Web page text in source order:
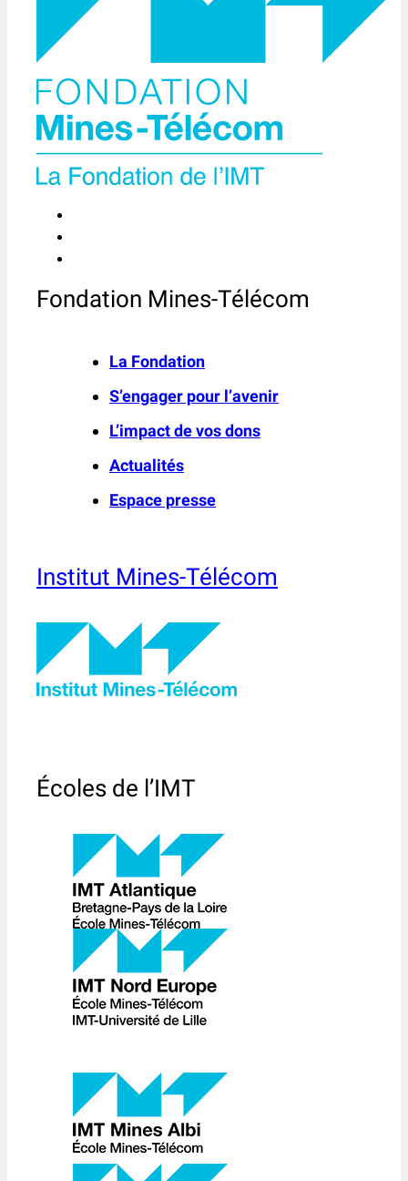
Fondation Mines-Télécom
La Fondation
S’engager pour l’avenir
L’impact de vos dons
Actualités
Espace presse
Institut Mines-Télécom
Écoles de l’IMT